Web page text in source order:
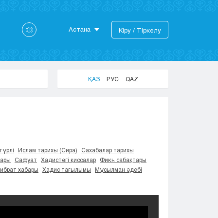
Астана
Актобе
Костанай
Кызылорда
Павлодар
Семей
Талдыкорган
Кіру / Тіркелу
ҚАЗ РУС QAZ
Ислам тарихы (Сира)
Сахабалар тарихы
Сафуат Хадистегі қиссалар
Фикһ сабақтары
хабары Хадис тағылымы
Мұсылман әдебі